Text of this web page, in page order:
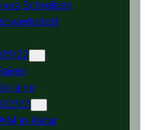
Schreiben
22
23
in Katar